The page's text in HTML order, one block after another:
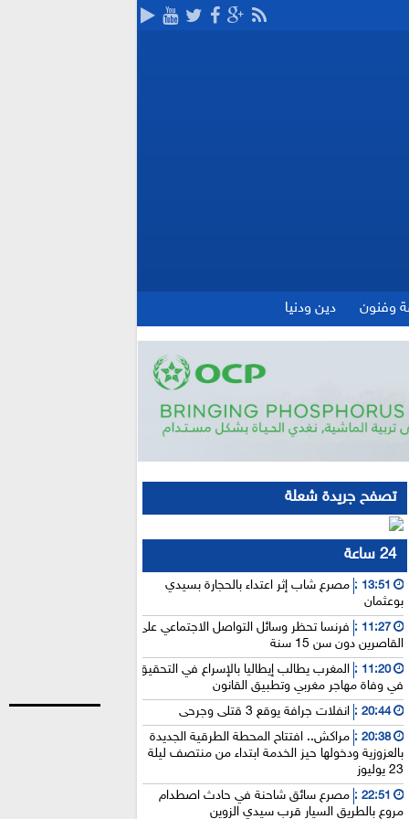
وفنون دين ودنيا
تصفح جريدة شعلة
24 ساعة
13:51 :
مصرع شاب إثر اعتداء بالحجارة بسيدي
بوعثمان
11:27 :
فرنسا تحظر وسائل التواصل الاجتماعي على
القاصرين دون سن 15 سنة
11:20 :
المغرب يطالب إيطاليا بالإسراع في التحقيق
في وفاة مهاجر مغربي وتطبيق القانون
20:44 : انفلات جرافة يوقع 3 قتلى وجرحى
20:38 :
مراكش.. افتتاح المحطة الطرقية الجديدة
بالعزوزية ودخولها حيز الخدمة ابتداء من منتصف ليلة
23 يوليوز
22:51 :
مصرع سائق شاحنة في حادث اصطدام
مروع بالطريق السيار قرب سيدي الزوين